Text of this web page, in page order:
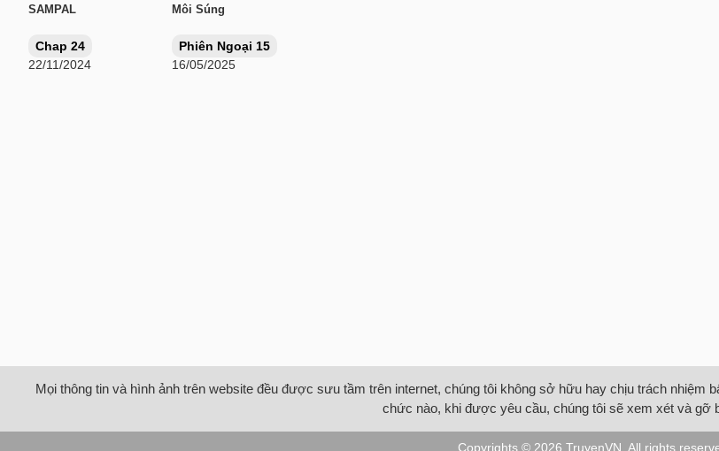
SAMPAL
Chap 24
22/11/2024
Môi Súng
Phiên Ngoại 15
16/05/2025
Mọi thông tin và hình ảnh trên website đều được sưu tầm trên internet, chúng tôi không sở hữu hay chịu trách nhiệm
chức nào, khi được yêu cầu, chúng tôi sẽ xem xét và gỡ
Copyrights © 2026 TruyenVN . All rights